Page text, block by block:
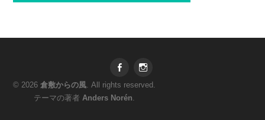
FacebookInstagram
© 2026倉敷からの風. All rights reserved.
テーマの著者Anders Norén.